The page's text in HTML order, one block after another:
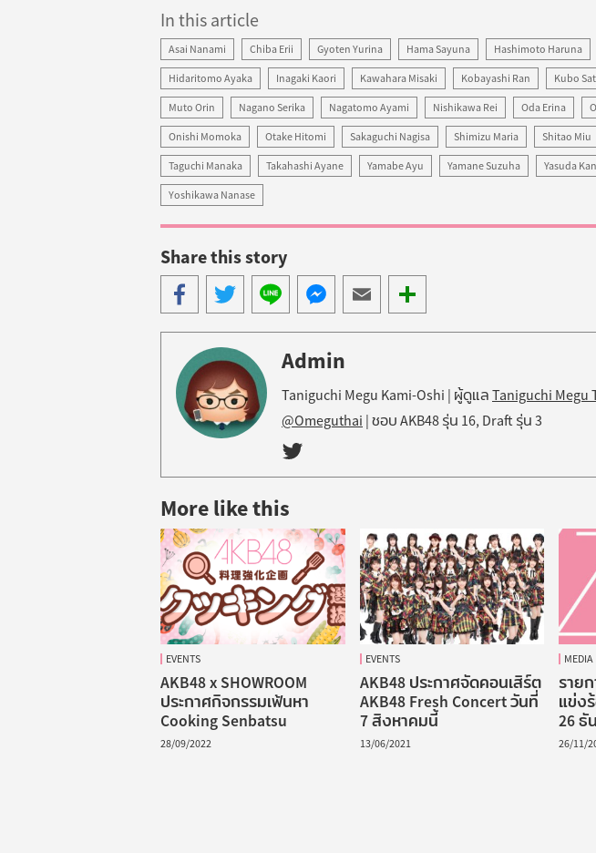
In this article
Asai Nanami Chiba Erii Gyoten Yurina Hama Sayuna Hashimoto Haruna
Hidaritomo Ayaka Inagaki Kaori Kawahara Misaki Kobayashi Ran Kubo
Muto Orin Nagano Serika Nagatomo Ayami Nishikawa Rei Oda Erina
Onishi Momoka Otake Hitomi Sakaguchi Nagisa Shimizu Maria Shitao Miu
Taguchi Manaka Takahashi Ayane Yamabe Ayu Yamane Suzuha Yasuda
Yoshikawa Nanase
Share this story
Share
with
Facebook
Share
with
Twitter
Share
with
Share
with
Messenger
Share
with
More
share
Admin
Taniguchi Megu Kami-Oshi | ผู้ดูแล Taniguchi Megu
@Omeguthai | ชอบ AKB48 รุ่น 16, Draft รุ่น 3
Admin
on
Twitter
More like this
AKB48 x SHOWROOM
ประกาศกิจกรรมเฟ้นหา
Cooking Senbatsu
AKB48 x
EVENTS
28/09/2022
AKB48 ประกาศจัดคอนเสิร์ต
AKB48 Fresh Concert วันที่
7 สิงหาคมนี้
EVENTS
13/06/2021
ราย
แข่ง
26 ธั
MEDIA
26/11/